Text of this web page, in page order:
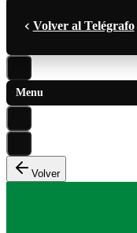
Volver al Telégrafo
Menu
Volver